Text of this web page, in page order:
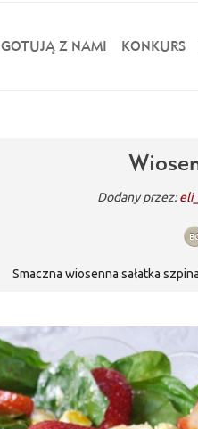
GOTUJĄ Z NAMI KONKURS
Dodany przez:
Smaczna wiosenna sałatka